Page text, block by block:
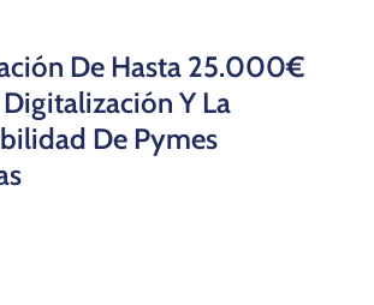
De Hasta 25.000€
Digitalización Y La
De Pymes